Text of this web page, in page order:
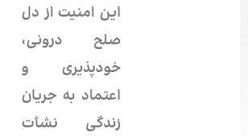
این امنیت از دل
صلح درونی،
خودپذیری و
اعتماد به جریان
زندگی نشأت